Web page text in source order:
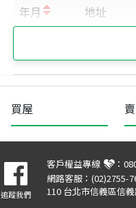
買屋
追蹤我們
客戶權益專線 ：
網路客服： (02)2755-
110 台北市信義區信